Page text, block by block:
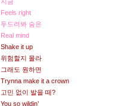
Feels right
두드려봐 숨은
Real mind
Shake it up
위험할지 몰라
그래도 원하면
Trynna make it a crown
고민 없이 발을 떼?
You so wildin’